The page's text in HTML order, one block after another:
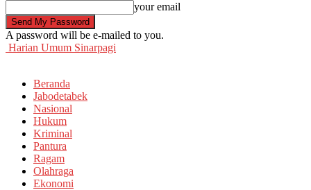
your email
A password will be e-mailed to you.
Harian Umum Sinarpagi
Beranda
Jabodetabek
Nasional
Hukum
Kriminal
Pantura
Ragam
Olahraga
Ekonomi